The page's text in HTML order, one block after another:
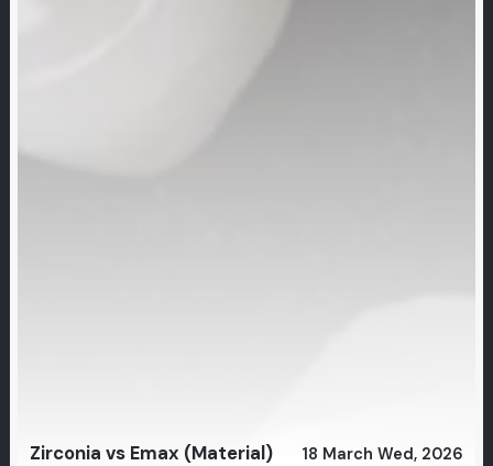
Zirconia vs Emax (Material) 18 March Wed, 2026